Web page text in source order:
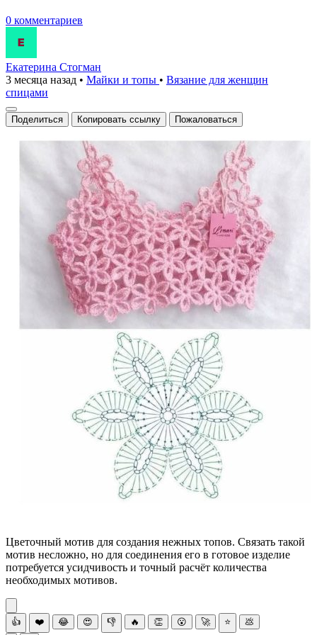
0 комментариев
Екатерина Стогман
3 месяца назад • Майки и топы • Вязание для женщин
спицами
Поделиться Копировать ссылку Пожаловаться
Цветочный мотив для создания нежных топов. Связать такой
мотив несложно, но для соединения его в готовое изделие
потребуется усидчивость и точный расчёт количества
необходимых мотивов.
👍 ❤️ 😂 😍 👎 🔥 👏 😮 🚀 ⭐ 💩